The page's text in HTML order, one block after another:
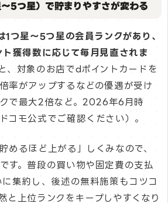
5つ星）で貯まりやすさが変わる
つ星〜5つ星の会員ランクがあり、
獲得数に応じて毎月見直されま
、対象のお店でdポイントカードを
率がアップするなどの優遇が受け
で最大2倍など。2026年6月時
コモ公式でご確認ください）。
めるほど上がる」しくみなので、
す。普段の買い物や固定費の支払
集約し、後述の無料施策もコツコ
と上位ランクをキープしやすくなり